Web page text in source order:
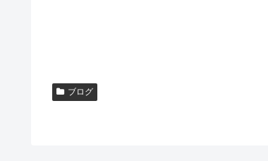
ブログ